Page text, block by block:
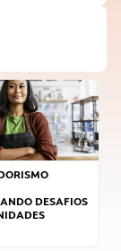
DESAFIOS